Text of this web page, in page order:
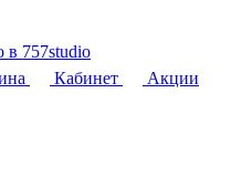
в 757studio
Кабинет
Акции